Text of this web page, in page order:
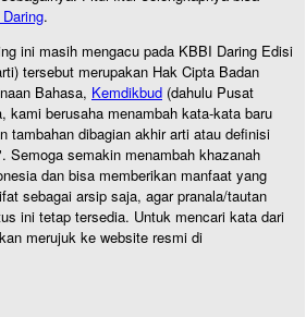
.
ini masih mengacu pada KBBI Daring Edisi
tersebut merupakan Hak Cipta Badan
Bahasa, Kemdikbud (dahulu Pusat
kami berusaha menambah kata-kata baru
tambahan dibagian akhir arti atau definisi
Semoga semakin menambah khazanah
dan bisa memberikan manfaat yang
sebagai arsip saja, agar pranala/tautan
ini tetap tersedia. Untuk mencari kata dari
merujuk ke website resmi di